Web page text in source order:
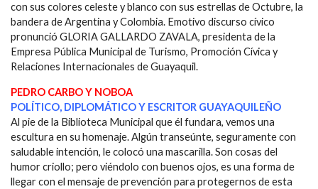
con sus colores celeste y blanco con sus estrellas de Octubre, la
bandera de Argentina y Colombia. Emotivo discurso cívico
pronunció GLORIA GALLARDO ZAVALA, presidenta de la
Empresa Pública Municipal de Turismo, Promoción Cívica y
Relaciones Internacionales de Guayaquil.
PEDRO CARBO Y NOBOA
POLÍTICO, DIPLOMÁTICO Y ESCRITOR GUAYAQUILEÑO
Al pie de la Biblioteca Municipal que él fundara, vemos una
escultura en su homenaje. Algún transeúnte, seguramente con
saludable intención, le colocó una mascarilla. Son cosas del
humor criollo; pero viéndolo con buenos ojos, es una forma de
llegar con el mensaje de prevención para protegernos de esta